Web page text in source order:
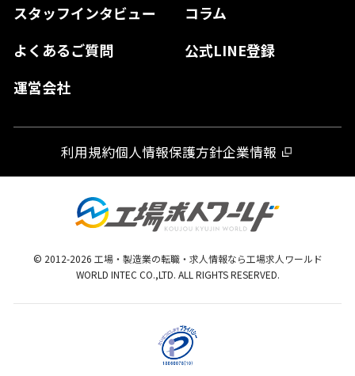
スタッフインタビュー
コラム
よくあるご質問
公式LINE登録
運営会社
熊本県
宮崎県
利用規約個人情報保護方針企業情報
© 2012-2026 工場・製造業の転職・求人情報なら工場求人ワールド
WORLD INTEC CO.,LTD. ALL RIGHTS RESERVED.